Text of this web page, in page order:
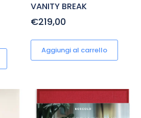
VANITY BREAK
€219,00
Aggiungi al carrello